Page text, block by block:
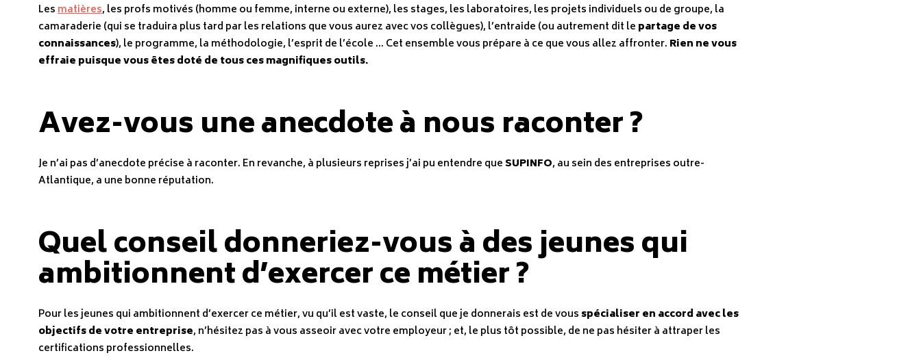
Lesmatières, les profs motivés (homme ou femme, interne ou externe), les stages, les laboratoires, les projets individuels ou de groupe, la
camaraderie (qui se traduira plus tard par les relations que vous aurez avec vos collègues), l’entraide (ou autrement dit le partage de vos
connaissances), le programme, la méthodologie, l’esprit de l’école … Cet ensemble vous prépare à ce que vous allez affronter. Rien ne vous
effraie puisque vous êtes doté de tous ces magnifiques outils.
Avez-vous une anecdote à nous raconter ?
Je n’ai pas d’anecdote précise à raconter. En revanche, à plusieurs reprises j’ai pu entendre que SUPINFO, au sein des entreprises outre-
Atlantique, a une bonne réputation.
Quel conseil donneriez-vous à des jeunes qui
ambitionnent d’exercer ce métier ?
Pour les jeunes qui ambitionnent d’exercer ce métier, vu qu’il est vaste, le conseil que je donnerais est de vous spécialiser en accord avec les
objectifs de votre entreprise, n’hésitez pas à vous asseoir avec votre employeur ; et, le plus tôt possible, de ne pas hésiter à attraper les
certifications professionnelles.